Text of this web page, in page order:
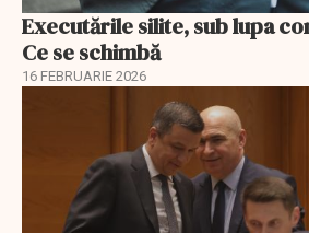
Executările silite, sub lupa
Ce se schimbă
16 FEBRUARIE 2026